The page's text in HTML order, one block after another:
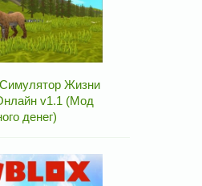
Жизни
v1.1 (Мод
денег)